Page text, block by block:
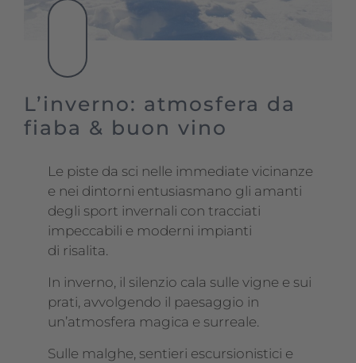
L’inverno: atmosfera da
fiaba & buon vino
Le piste da sci nelle immediate vicinanze
e nei dintorni entusiasmano gli amanti
degli sport invernali con tracciati
impeccabili e moderni impianti
di risalita.
In inverno, il silenzio cala sulle vigne e sui
prati, avvolgendo il paesaggio in
un’atmosfera magica e surreale.
Sulle malghe, sentieri escursionistici e